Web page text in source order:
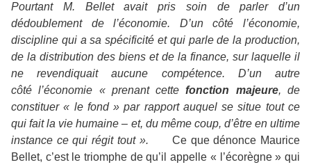
Pourtant M. Bellet avait pris soin de parler d’un
dédoublement de l’économie. D’un côté l’économie,
discipline qui a sa spécificité et qui parle de la production,
de la distribution des biens et de la finance, sur laquelle il
ne revendiquait aucune compétence. D’un autre
côté l’économie « prenant cette fonction majeure, de
constituer « le fond » par rapport auquel se situe tout ce
qui fait la vie humaine – et, du même coup, d’être en ultime
instance ce qui régit tout ».
Ce que dénonce Maurice
Bellet, c’est le triomphe de qu’il appelle « l’écorègne » qui